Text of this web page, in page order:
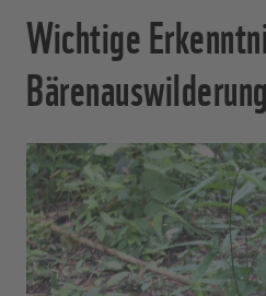
Wichtige
Bärenauswilderung